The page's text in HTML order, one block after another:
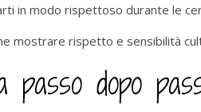
in modo rispettoso durante le
mostrare rispetto e sensibilità
passo dopo